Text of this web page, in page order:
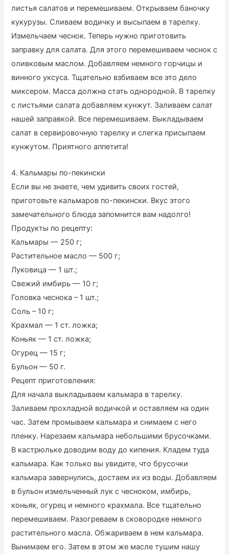
листья салатов и перемешиваем. Открываем баночку
кукурузы. Сливаем водичку и высыпаем в тарелку.
Измельчаем чеснок. Теперь нужно приготовить
заправку для салата. Для этого перемешиваем чеснок с
оливковым маслом. Добавляем немного горчицы и
винного уксуса. Тщательно взбиваем все это дело
миксером. Масса должна стать однородной. В тарелку
с листьями салата добавляем кунжут. Заливаем салат
нашей заправкой. Все перемешиваем. Выкладываем
салат в сервировочную тарелку и слегка присыпаем
кунжутом. Приятного аппетита!
4. Кальмары по-пекински
Если вы не знаете, чем удивить своих гостей,
приготовьте кальмаров по-пекински. Вкус этого
замечательного блюда запомнится вам надолго!
Продукты по рецепту:
Кальмары — 250 г;
Растительное масло — 500 г;
Луковица — 1 шт.;
Свежий имбирь — 10 г;
Головка чеснока – 1 шт.;
Соль – 10 г;
Крахмал — 1 ст. ложка;
Коньяк — 1 ст. ложка;
Огурец — 15 г;
Бульон — 50 г.
Рецепт приготовления:
Для начала выкладываем кальмара в тарелку.
Заливаем прохладной водичкой и оставляем на один
час. Затем промываем кальмара и снимаем с него
пленку. Нарезаем кальмара небольшими брусочками.
В кастрюльке доводим воду до кипения. Кладем туда
кальмара. Как только вы увидите, что брусочки
кальмара завернулись, достаем их из воды. Добавляем
в бульон измельченный лук с чесноком, имбирь,
коньяк, огурец и немного крахмала. Все тщательно
перемешиваем. Разогреваем в сковородке немного
растительного масла. Обжариваем в нем кальмара.
Вынимаем его. Затем в этом же масле тушим нашу